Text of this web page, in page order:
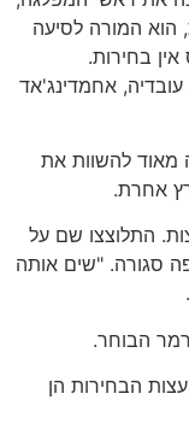
המורה לסיעה
בחירות.
אחמדינג'אד
מאוד להשוות את
אחרת.
התלוצצו שם על
סגורה. "שים אותה
הבוחר.
הבחירות הן